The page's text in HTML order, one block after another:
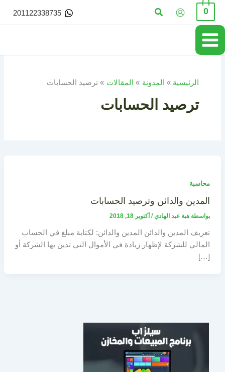
تخطي
المحتوى
0 البحث 201122338735
الرئيسية المدونة المقالات ترصيد الحسابات
ترصيد الحسابات
محاسبة
المدين والدائن وترصيد الحسابات
بواسطة هبة عبد الهادي/ أكتوبر 18, 2018
تعريف المدين والدائن المدين والدائن: لكتابة مبلغ في الحساب
المالي للشركة لإظهار زيادة في الأموال التي تدين بها الشركة أو
[…]